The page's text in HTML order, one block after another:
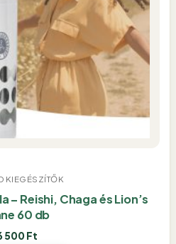
KIEGÉSZÍTŐK
Reishi, Chaga és Lion’s
60 db
500 Ft